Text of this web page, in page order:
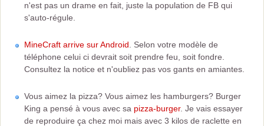
n'est pas un drame en fait, juste la population de FB qui
s'auto-régule.
MineCraft arrive sur Android . Selon votre modèle de
téléphone celui ci devrait soit prendre feu, soit fondre.
Consultez la notice et n'oubliez pas vos gants en amiantes.
Vous aimez la pizza? Vous aimez les hamburgers? Burger
King a pensé à vous avec sa pizza-burger. Je vais essayer
de reproduire ça chez moi mais avec 3 kilos de raclette en